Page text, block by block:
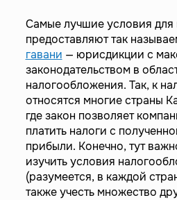
Самые лучшие условия для
предоставляют так
гавани — юрисдикции с
законодательством в
налогообложения. Так, к
относятся многие страны
где закон позволяет
платить налоги с
прибыли. Конечно, тут
изучить условия
(разумеется, в каждой
также учесть множество